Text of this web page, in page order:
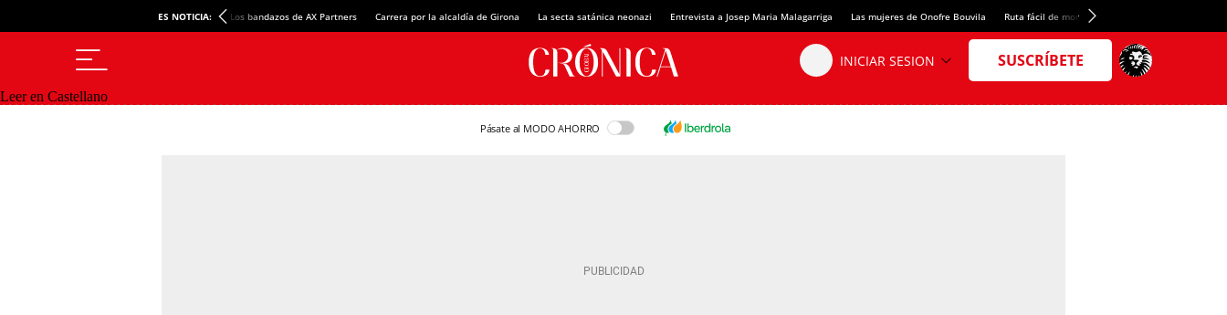
ES NOTICIA: Los bandazos de AX Partners Carrera por la alcaldía de Girona La secta satánica neonazi Entrevista a Josep Maria Malagarriga Las mujeres de Onofre Bouvila Ruta fácil de montaña
Leer en Castellano
Pásate al MODO AHORRO